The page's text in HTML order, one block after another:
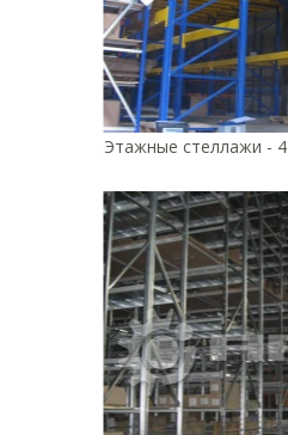
Этажные стеллажи - 4